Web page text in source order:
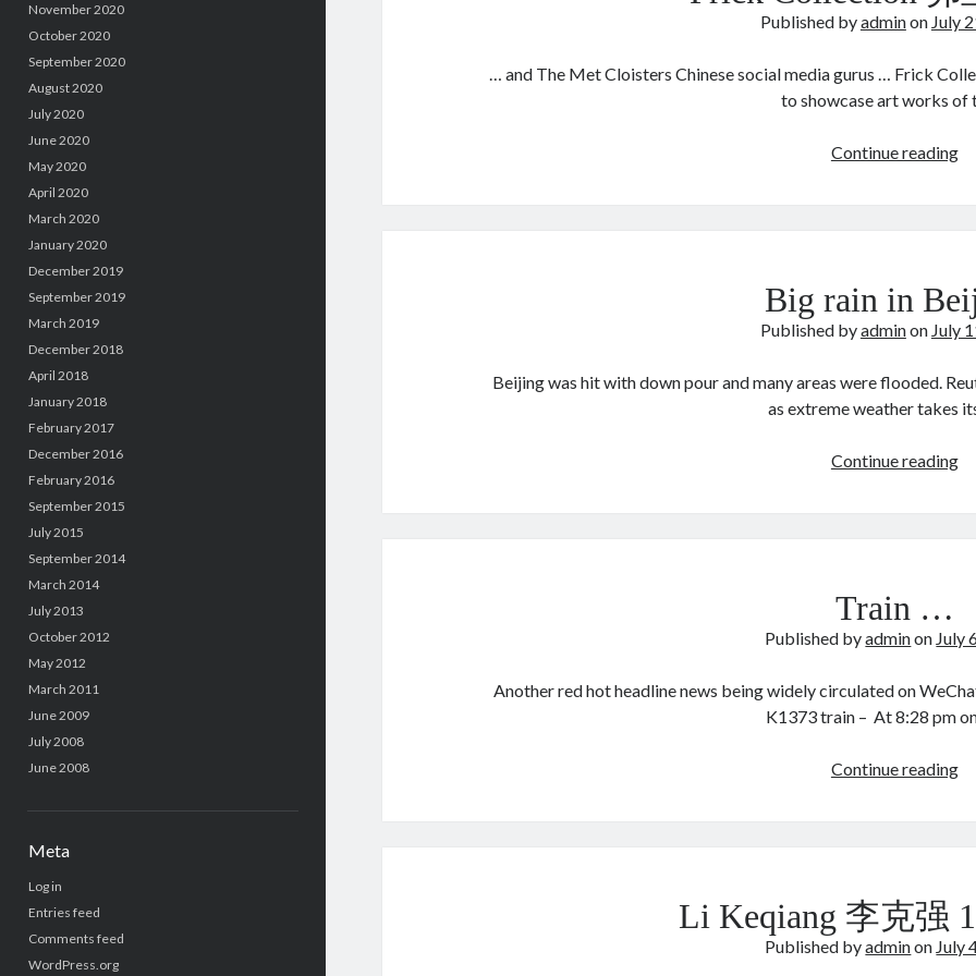
November 2020
October 2020
September 2020
August 2020
July 2020
June 2020
May 2020
April 2020
March 2020
January 2020
December 2019
September 2019
March 2019
December 2018
April 2018
January 2018
February 2017
December 2016
February 2016
September 2015
July 2015
September 2014
March 2014
July 2013
October 2012
May 2012
March 2011
June 2009
July 2008
June 2008
Meta
Log in
Entries feed
Comments feed
WordPress.org
Published byadminon July
… and The Met Cloisters Chinese social media gurus … Frick
to showcase art works of
Continue reading
藏
Big rain in
Published byadminon July
Beijing was hit with down pour and many areas were flooded.
as extreme weather takes
Continue readingBig
Train …
Published byadminon July
Another red hot headline news being widely circulated on
K1373 train – At 8:28 pm
Continue reading
Li Keqiang 李克强
Published byadminon July